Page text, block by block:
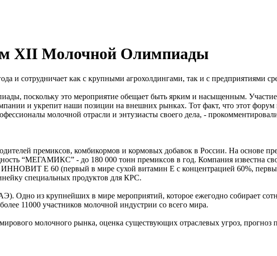
XII Молочной Олимпиады
и сотрудничает как с крупными агрохолдингами, так и с предприятиями
поскольку это мероприятие обещает быть ярким и насыщенным.
и укрепит наши позиции на внешних рынках. Тот факт, что этот
молочной отрасли и энтузиасты своего дела, -
премиксов, комбикормов и кормовых добавок в России. На основе
“МЕГАМИКС” - до 180 000 тонн премиксов в год. Компания известна
ИННОВИТ Е 60 (первый в мире сухой витамин Е с концентрацией 60%,
специальных продуктов для КРС.
Одно из крупнейших в мире мероприятий, которое ежегодно собирает
11000 участников молочной индустрии со всего мира.
молочного рынка, оценка существующих отраслевых угроз,